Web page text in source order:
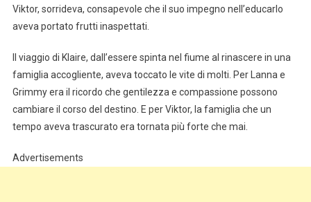
Viktor, sorrideva, consapevole che il suo impegno nell’educarlo
aveva portato frutti inaspettati.
Il viaggio di Klaire, dall’essere spinta nel fiume al rinascere in una
famiglia accogliente, aveva toccato le vite di molti. Per Lanna e
Grimmy era il ricordo che gentilezza e compassione possono
cambiare il corso del destino. E per Viktor, la famiglia che un
tempo aveva trascurato era tornata più forte che mai.
Advertisements